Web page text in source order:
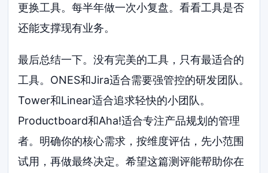
更换工具。每半年做一次小复盘。看看工具是否
还能支撑现有业务。
最后总结一下。没有完美的工具，只有最适合的
工具。ONES和Jira适合需要强管控的研发团队。
Tower和Linear适合追求轻快的小团队。
Productboard和Aha!适合专注产品规划的管理
者。明确你的核心需求，按维度评估，先小范围
试用，再做最终决定。希望这篇测评能帮助你在